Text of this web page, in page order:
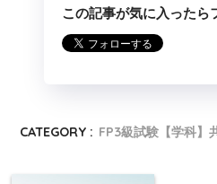
この記事が気に入ったら
CATEGORY : FP3級試験【学科】